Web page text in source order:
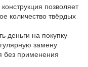
позволяет
количество твёрдых
деньги на покупку
замену
без применения